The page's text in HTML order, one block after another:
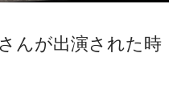
んが出演された時